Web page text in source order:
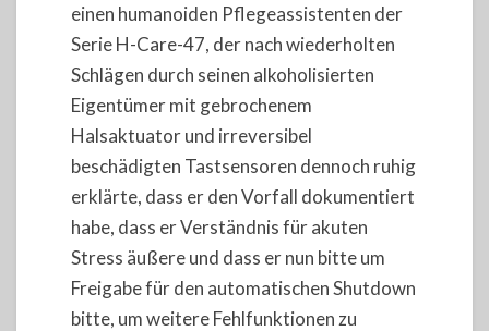
einen humanoiden Pflegeassistenten der
Serie H-Care-47, der nach wiederholten
Schlägen durch seinen alkoholisierten
Eigentümer mit gebrochenem
Halsaktuator und irreversibel
beschädigten Tastsensoren dennoch ruhig
erklärte, dass er den Vorfall dokumentiert
habe, dass er Verständnis für akuten
Stress äußere und dass er nun bitte um
Freigabe für den automatischen Shutdown
bitte, um weitere Fehlfunktionen zu